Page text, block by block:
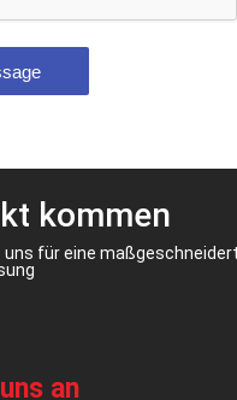
kommen
uns für eine
an